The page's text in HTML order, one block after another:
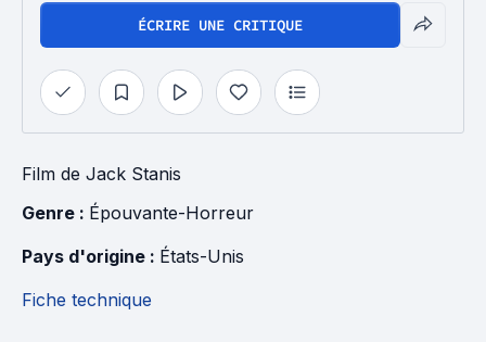
ÉCRIRE UNE CRITIQUE
Film de Jack Stanis
Genre : Épouvante-Horreur
Pays d'origine : États-Unis
Fiche technique